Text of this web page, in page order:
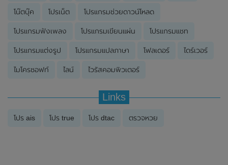
โน๊ตบุ๊ค โปรเน็ต โปรแกรมช่วยดาวน์โหลด
โปรแกรมฟังเพลง โปรแกรมเขียนแผ่น โปรแกรมแชท
โปรแกรมแต่งรูป โปรแกรมแปลภาษา โฟลเดอร์ ไดร์เวอร์
ไมโครซอฟท์ ไลน์ ไวรัสคอมพิวเตอร์
Links
โปร ais โปร true โปร dtac ตรวจหวย